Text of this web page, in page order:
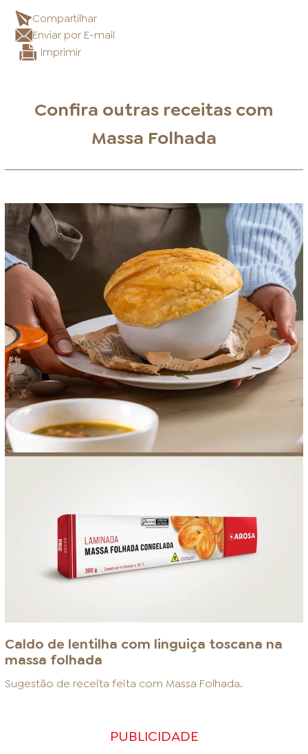
Compartilhar
Enviar por E-mail
Imprimir
Confira outras receitas com
Massa Folhada
Caldo de lentilha com linguiça toscana na
massa folhada
Sugestão de receita feita com Massa Folhada.
PUBLICIDADE